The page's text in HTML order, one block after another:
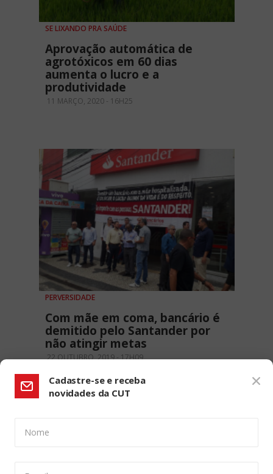
SE LIXANDO PRA SAÚDE
Aprovação automática de
agrotóxicos em 60 dias
aumenta o lucro e a
produtividade
11 MARÇO, 2020 - 16H25
PERVERSIDADE
Com mãe em coma, bancário é
demitido pelo Santander por
não atingir metas
22 OUTUBRO, 2019 - 17H09
Cadastre-se e receba
novidades da CUT
Nome